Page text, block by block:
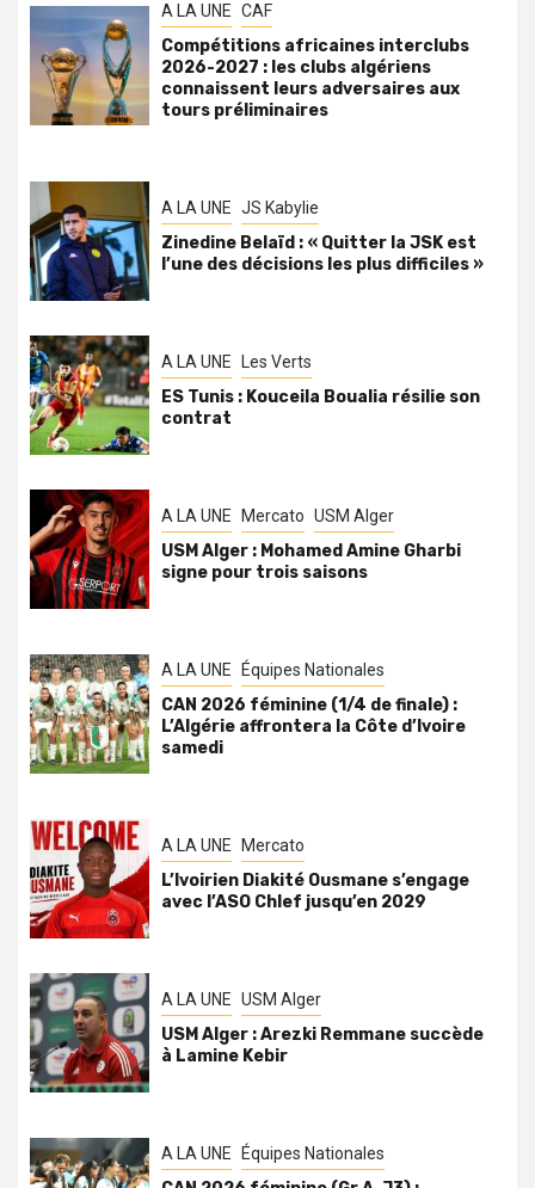
A LA UNE CAF
Compétitions africaines interclubs
2026-2027 : les clubs algériens
connaissent leurs adversaires aux
tours préliminaires
A LA UNE JS Kabylie
Zinedine Belaïd : « Quitter la JSK est
l’une des décisions les plus difficiles »
A LA UNE Les Verts
ES Tunis : Kouceila Boualia résilie son
contrat
A LA UNE Mercato USM Alger
USM Alger : Mohamed Amine Gharbi
signe pour trois saisons
A LA UNE Équipes Nationales
CAN 2026 féminine (1/4 de finale) :
L’Algérie affrontera la Côte d’Ivoire
samedi
A LA UNE Mercato
L’Ivoirien Diakité Ousmane s’engage
avec l’ASO Chlef jusqu’en 2029
A LA UNE USM Alger
USM Alger : Arezki Remmane succède
à Lamine Kebir
A LA UNE Équipes Nationales